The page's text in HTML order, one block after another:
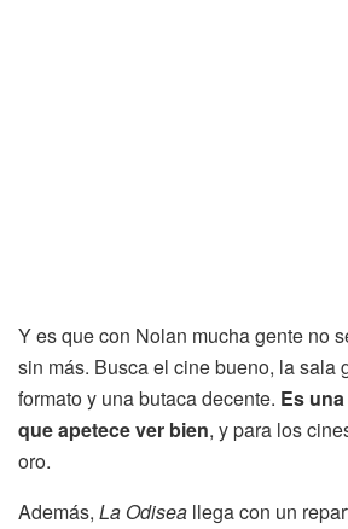
Y es que con Nolan mucha gente no
sin más. Busca el cine bueno, la sala
formato y una butaca decente. Es
que apetece ver bien, y para los
oro.
Además, La Odisea llega con un